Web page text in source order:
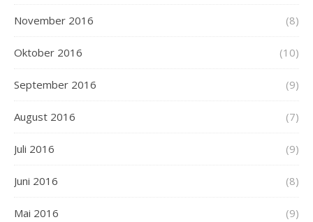
November 2016 (8)
Oktober 2016 (10)
September 2016 (9)
August 2016 (7)
Juli 2016 (9)
Juni 2016 (8)
Mai 2016 (9)